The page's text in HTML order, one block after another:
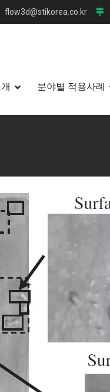
flow3d@stikorea.co.kr
분야별 적용사례